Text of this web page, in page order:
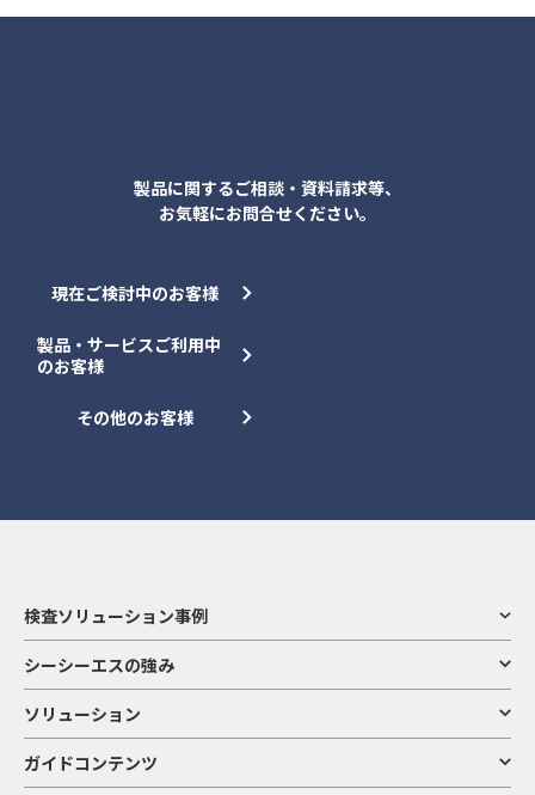
製品に関するご相談・資料請求等、
お気軽にお問合せください。
現在ご検討中のお客様
製品・サービスご利用中
のお客様
その他のお客様
検査ソリューション事例
シーシーエスの強み
ソリューション
ガイドコンテンツ